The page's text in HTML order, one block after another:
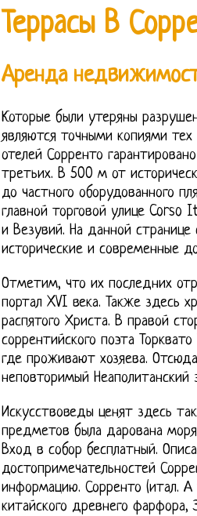
Террасы В
Аренда
Которые были утеряны
являются точными копиями тех
отелей Сорренто
третьих. В 500 м от
до частного оборудованного
главной торговой улице Corso
и Везувий. На данной
исторические и современные
Отметим, что их последних
портал XVI века. Также здесь
распятого Христа. В правой
соррентийского поэта
где проживают хозяева.
неповторимый Неаполитанский
Искусствоведы ценят здесь
предметов была дарована
Вход в собор бесплатный.
достопримечательностей
информацию. Сорренто (итал.
китайского древнего